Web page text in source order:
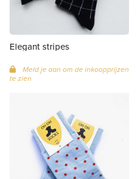
Elegant stripes
Meld je aan om de inkoopprijzen
te zien